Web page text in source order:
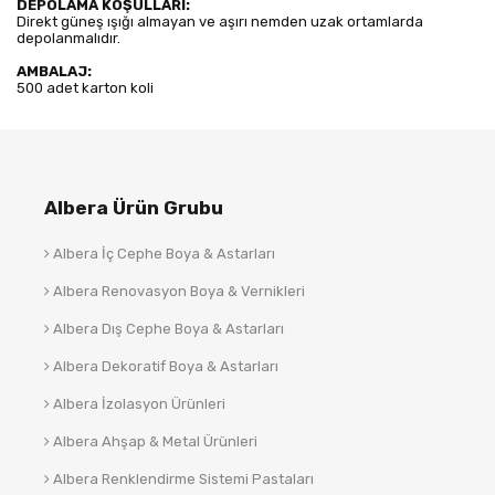
DEPOLAMA KOŞULLARI:
Direkt güneş ışığı almayan ve aşırı nemden uzak ortamlarda
depolanmalıdır.
AMBALAJ:
500 adet karton koli
Albera Ürün Grubu
Albera İç Cephe Boya & Astarları
Albera Renovasyon Boya & Vernikleri
Albera Dış Cephe Boya & Astarları
Albera Dekoratif Boya & Astarları
Albera İzolasyon Ürünleri
Albera Ahşap & Metal Ürünleri
Albera Renklendirme Sistemi Pastaları